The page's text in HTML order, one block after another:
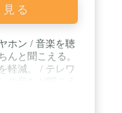
さとフィットデ
。 耳にかけるデ
整】骨伝導イヤ
せて長さは自由
】6ヵ月保証
る
ホン / 音楽を聴
んと聞こえる。
軽減。 / テレワ
快適な付け心
えるので外でも